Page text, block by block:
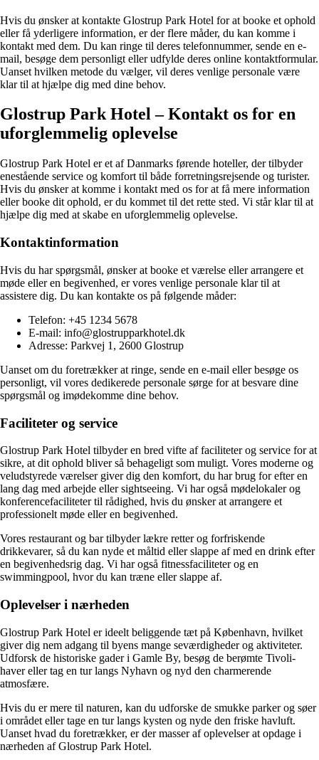
Hvis du ønsker at kontakte Glostrup Park Hotel for at booke et ophold
eller få yderligere information, er der flere måder, du kan komme i
kontakt med dem. Du kan ringe til deres telefonnummer, sende en e-
mail, besøge dem personligt eller udfylde deres online kontaktformular.
Uanset hvilken metode du vælger, vil deres venlige personale være
klar til at hjælpe dig med dine behov.
Glostrup Park Hotel – Kontakt os for en
uforglemmelig oplevelse
Glostrup Park Hotel er et af Danmarks førende hoteller, der tilbyder
enestående service og komfort til både forretningsrejsende og turister.
Hvis du ønsker at komme i kontakt med os for at få mere information
eller booke dit ophold, er du kommet til det rette sted. Vi står klar til at
hjælpe dig med at skabe en uforglemmelig oplevelse.
Kontaktinformation
Hvis du har spørgsmål, ønsker at booke et værelse eller arrangere et
møde eller en begivenhed, er vores venlige personale klar til at
assistere dig. Du kan kontakte os på følgende måder:
Telefon: +45 1234 5678
E-mail: info@glostrupparkhotel.dk
Adresse: Parkvej 1, 2600 Glostrup
Uanset om du foretrækker at ringe, sende en e-mail eller besøge os
personligt, vil vores dedikerede personale sørge for at besvare dine
spørgsmål og imødekomme dine behov.
Faciliteter og service
Glostrup Park Hotel tilbyder en bred vifte af faciliteter og service for at
sikre, at dit ophold bliver så behageligt som muligt. Vores moderne og
veludstyrede værelser giver dig den komfort, du har brug for efter en
lang dag med arbejde eller sightseeing. Vi har også mødelokaler og
konferencefaciliteter til rådighed, hvis du ønsker at arrangere et
professionelt møde eller en begivenhed.
Vores restaurant og bar tilbyder lækre retter og forfriskende
drikkevarer, så du kan nyde et måltid eller slappe af med en drink efter
en begivenhedsrig dag. Vi har også fitnessfaciliteter og en
swimmingpool, hvor du kan træne eller slappe af.
Oplevelser i nærheden
Glostrup Park Hotel er ideelt beliggende tæt på København, hvilket
giver dig nem adgang til byens mange seværdigheder og aktiviteter.
Udforsk de historiske gader i Gamle By, besøg de berømte Tivoli-
haver eller tag en tur langs Nyhavn og nyd den charmerende
atmosfære.
Hvis du er mere til naturen, kan du udforske de smukke parker og søer
i området eller tage en tur langs kysten og nyde den friske havluft.
Uanset hvad du foretrækker, er der masser af oplevelser at opdage i
nærheden af Glostrup Park Hotel.